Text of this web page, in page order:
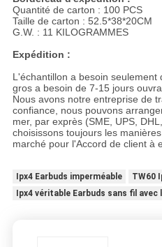
Quantité de carton : 100 PCS
Taille de carton : 52.5*38*20CM
G.W. : 11 KILOGRAMMES
Expédition :
L'échantillon a besoin
gros a besoin de 7-15 jours
Nous avons notre entreprise de
confiance, nous pouvons
mer, par exprès (SME, UPS,
choisissons toujours les
marché pour l'Accord de client à
Ipx4 Earbuds imperméable
TW60
Ipx4 véritable Earbuds sans fil avec